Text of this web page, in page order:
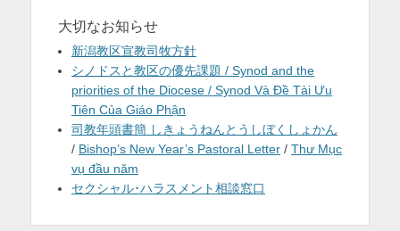
大切なお知らせ
新潟教区宣教司牧方針
シノドスと教区の優先課題 / Synod and the
priorities of the Diocese / Synod Và Đề Tài Ưu
Tiên Của Giáo Phận
司教年頭書簡 しきょうねんとうしぼくしょかん
/ Bishop’s New Year’s Pastoral Letter / Thư Mục
vụ đầu năm
セクシャル･ハラスメント相談窓口